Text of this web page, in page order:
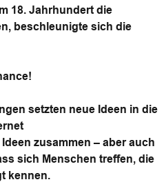
18. Jahrhundert die
beschleunigte sich die
setzten neue Ideen in die
zusammen – aber auch
sich Menschen treffen, die
kennen.